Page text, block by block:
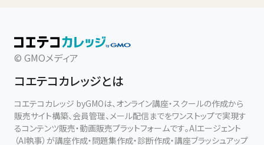
積み重ねてきた観察と研究をもとに構成されています。
演奏の違いは、指の技術だけで生まれるものではありません。
身体の使い方、リズムの感じ方、音の聴き方、楽器との距離感。
そうした一つひとつの前提が、音色、タッチ、表現の自由さを決定づ
けます。
だからこそ、講座では「こう弾けばよい」という表面的な方法ではな
© GMOメディア
コエテコカレッジとは
コエテコカレッジ byGMOは、オンライン講座・スクールの作成から
販売サイト構築、会員管理、メール配信までをワンストップで実現す
るコンテンツ販売・動画販売プラットフォームです。AIエージェント
（AI執事）が講座作成・問題集作成・診断作成・講座ブラッシュアップ